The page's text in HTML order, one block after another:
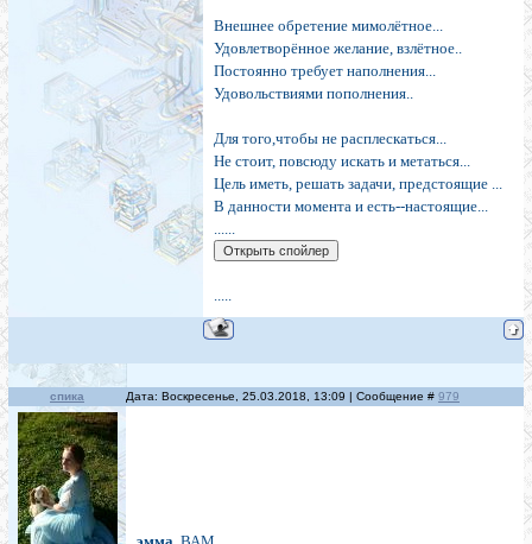
Внешнее обретение мимолётное...
Удовлетворённое желание, взлётное..
Постоянно требует наполнения...
Удовольствиями пополнения..
Для того,чтобы не расплескаться...
Не стоит, повсюду искать и метаться...
Цель иметь, решать задачи, предстоящие ...
В данности момента и есть--настоящие...
......
.....
спика Дата: Воскресенье, 25.03.2018, 13:09 | Сообщение # 979